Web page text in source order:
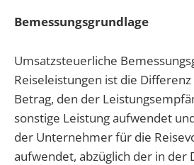
Bemessungsgrundlage
Umsatzsteuerliche
Reiseleistungen ist die
Betrag, den der
sonstige Leistung aufwendet
der Unternehmer für die
aufwendet, abzüglich der in der